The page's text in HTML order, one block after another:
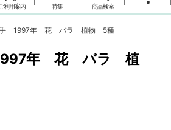
ご利用案内 特集 商品検索
手 1997年 花 バラ 植物 5種
年 花 バラ 植